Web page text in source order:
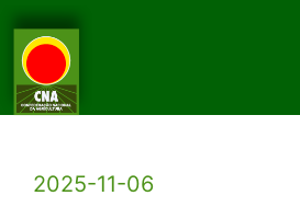
2025-11-06